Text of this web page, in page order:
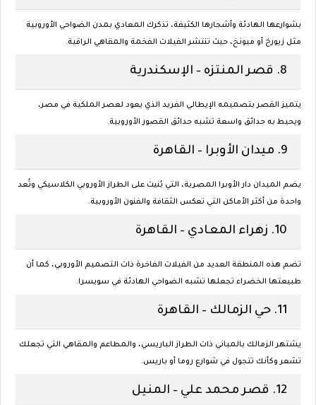
بشوارعها الهادئة وأشجارها الكثيفة، تذكرك المعادي بمدن الضواحي الأوروبية
مثل زيورخ أو ميونخ، حيث تنتشر الفيلات الفخمة والمقاهي الراقية.
8. قصر المنتزه – الإسكندرية
يتميز القصر بتصميمه الإيطالي الفريد الذي يعود لعصر الملكية في مصر،
ويحيط به حدائق واسعة تشبه حدائق القصور الأوروبية.
9. ميدان الأوبرا – القاهرة
يضم الميدان دار الأوبرا المصرية، التي بُنيت على الطراز الأوروبي الكلاسيكي وتُعد
واحدة من أكثر الأماكن التي تعكس الثقافة والفنون الأوروبية.
10. زهراء المعادي – القاهرة
تضم هذه المنطقة العديد من الفيلات الفاخرة ذات التصميم الأوروبي، كما أن
طبيعتها الخضراء تجعلها تشبه الضواحي الهادئة في سويسرا.
11. حي الزمالك – القاهرة
يشتهر الزمالك بالمباني ذات الطراز الباريسي، والمطاعم والمقاهي التي تجعلك
تشعر وكأنك تتجول في شوارع روما أو باريس.
12. قصر محمد علي – المنيل